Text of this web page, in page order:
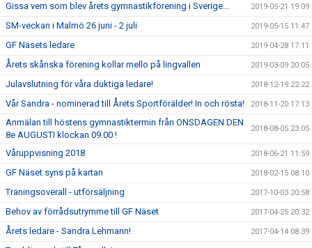
Gissa vem som blev årets gymnastikförening i Sverige... 2019-05-21 19:09
SM-veckan i Malmö 26 juni - 2 juli 2019-05-15 11:47
GF Näsets ledare 2019-04-28 17:11
Årets skånska förening kollar mello på lingvallen 2019-03-09 20:05
Julavslutning för våra duktiga ledare! 2018-12-19 22:22
Vår Sandra - nominerad till Årets Sportförälder! In och rösta! 2018-11-20 17:13
Anmälan till höstens gymnastiktermin från ONSDAGEN DEN
8e AUGUSTI klockan 09.00 !
2018-08-05 23:05
Våruppvisning 2018 2018-06-21 11:59
GF Näset syns på kartan 2018-02-15 08:10
Träningsoverall - utförsäljning 2017-10-03 20:58
Behov av förrådsutrymme till GF Näset 2017-04-25 20:32
Årets ledare - Sandra Lehmann! 2017-04-14 08:39